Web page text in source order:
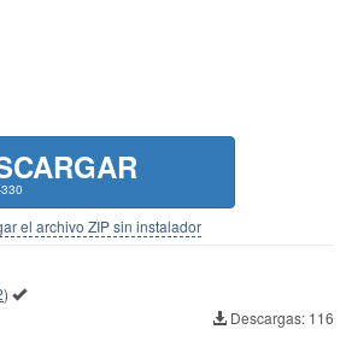
el archivo ZIP sin instalador
)
Descargas: 116